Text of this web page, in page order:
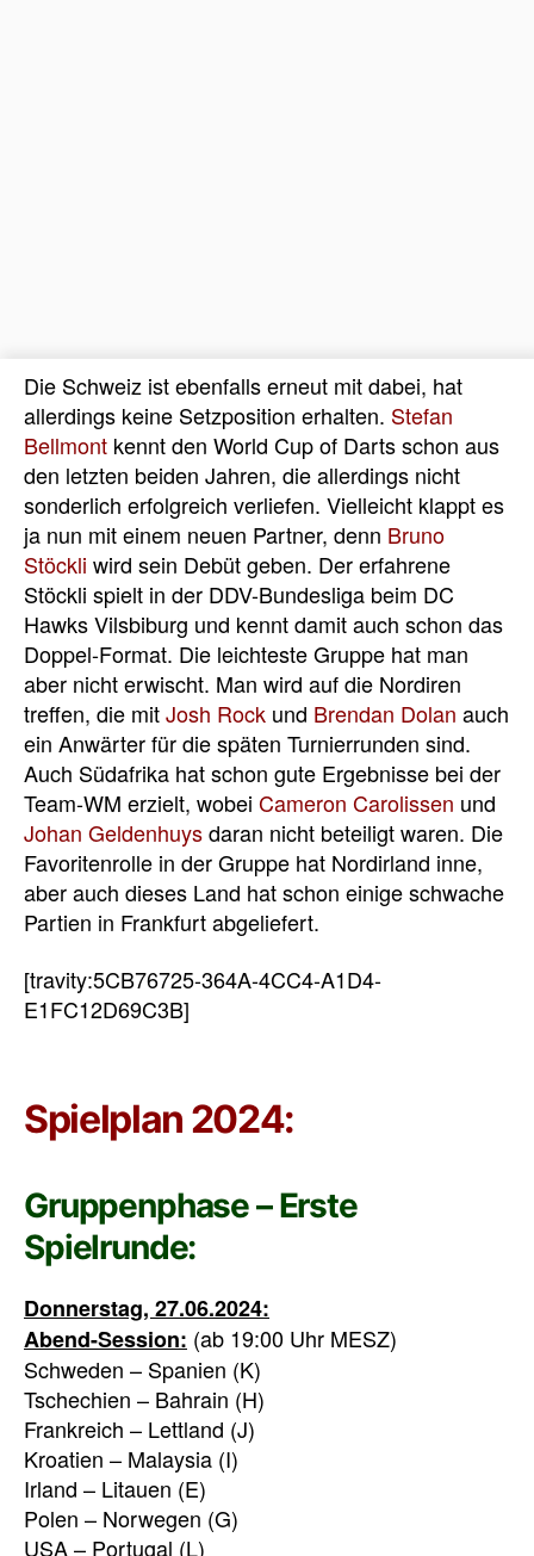
Die Schweiz ist ebenfalls erneut mit dabei, hat
allerdings keine Setzposition erhalten. Stefan
Bellmont kennt den World Cup of Darts schon aus
den letzten beiden Jahren, die allerdings nicht
sonderlich erfolgreich verliefen. Vielleicht klappt es
ja nun mit einem neuen Partner, denn Bruno
Stöckli wird sein Debüt geben. Der erfahrene
Stöckli spielt in der DDV-Bundesliga beim DC
Hawks Vilsbiburg und kennt damit auch schon das
Doppel-Format. Die leichteste Gruppe hat man
aber nicht erwischt. Man wird auf die Nordiren
treffen, die mitJosh Rock und Brendan Dolan auch
ein Anwärter für die späten Turnierrunden sind.
Auch Südafrika hat schon gute Ergebnisse bei der
Team-WM erzielt, wobei Cameron Carolissen und
Johan Geldenhuysdaran nicht beteiligt waren. Die
Favoritenrolle in der Gruppe hat Nordirland inne,
aber auch dieses Land hat schon einige schwache
Partien in Frankfurt abgeliefert.
[travity:5CB76725-364A-4CC4-A1D4-
E1FC12D69C3B]
Spielplan 2024:
Gruppenphase – Erste
Spielrunde:
Donnerstag, 27.06.2024:
Abend-Session: (ab 19:00 Uhr MESZ)
Schweden – Spanien (K)
Tschechien – Bahrain (H)
Frankreich – Lettland (J)
Kroatien – Malaysia (I)
Irland – Litauen (E)
Polen – Norwegen (G)
USA – Portugal (L)